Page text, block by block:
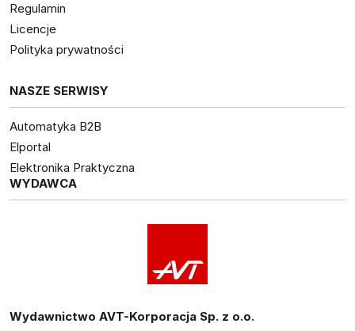
Regulamin
Licencje
Polityka prywatności
NASZE SERWISY
Automatyka B2B
Elportal
Elektronika Praktyczna
WYDAWCA
Wydawnictwo AVT-Korporacja Sp. z o.o.